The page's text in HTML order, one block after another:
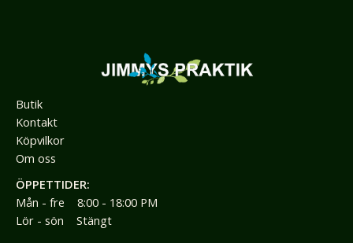
Butik
Kontakt
Köpvilkor
Om oss
ÖPPETTIDER:
Mån - fre 8:00 - 18:00 PM
Lör - sön Stängt